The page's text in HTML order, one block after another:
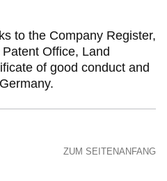
to the Company Register,
Office, Land
of good conduct and
ZUM SEITENANFANG